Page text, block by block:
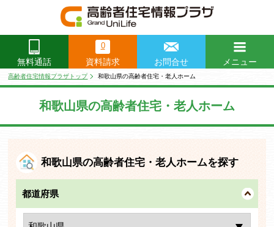
無料通話
0
資料請求 お問合せ
メニュー
高齢者住宅情報プラザトップ 和歌山県の高齢者住宅・老人ホーム
和歌山県の高齢者住宅・老人ホーム
和歌山県の高齢者住宅・老人ホームを探す
都道府県